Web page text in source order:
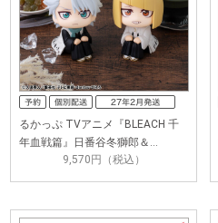
るかっぷ TVアニメ『BLEACH 千
年血戦篇』日番谷冬獅郎＆…
9,570円（税込）